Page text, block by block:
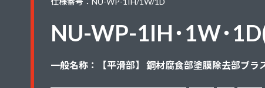
製品情報
ニッペラボ
塗装をする時、施工会社へお願いする時に
知っておくべき塗料・塗装の基礎知識をご
ト
お問い合わせにあたっては、まずは「よく
ついて
日本ペイントグループの一員として、建築
NU-WP-1IH･1W･
一般名称：【平滑部】 鋼材腐食部塗膜除去部ブ